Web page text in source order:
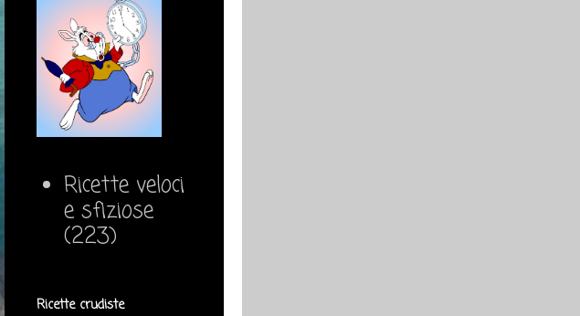
Ricette veloci
e sfiziose
(223)
Ricette crudiste